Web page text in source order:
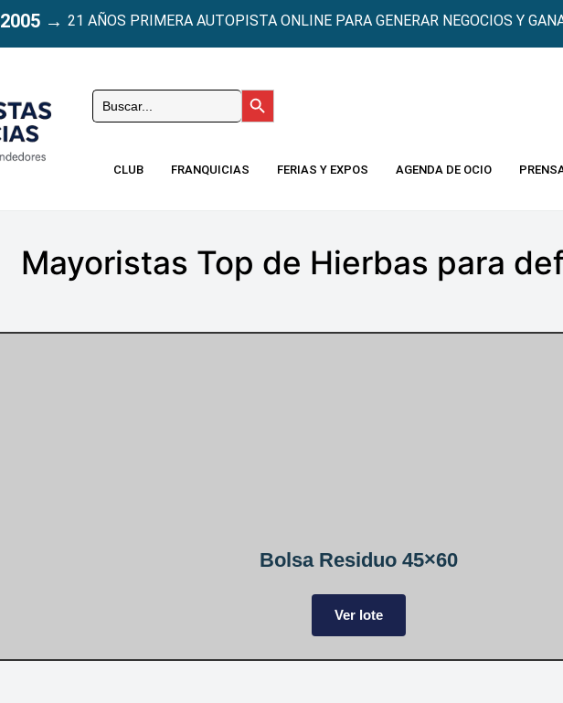
2005→ 21 AÑOS PRIMERA AUTOPISTA ONLINE PARA GENERAR NEGOCIOS Y
Buscar: Botón de búsqueda
CLUB FRANQUICIAS FERIAS Y EXPOS AGENDA DE OCIO
Mayoristas Top de Hierbas para
Bolsa Residuo 45×60
Ver lote